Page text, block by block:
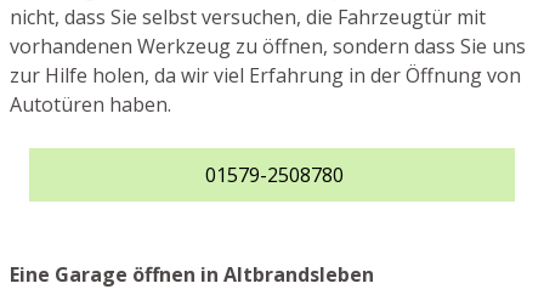
nicht, dass Sie selbst versuchen, die Fahrzeugtür mit
vorhandenen Werkzeug zu öffnen, sondern dass Sie uns
zur Hilfe holen, da wir viel Erfahrung in der Öffnung von
Autotüren haben.
01579-2508780
Eine Garage öffnen in Altbrandsleben